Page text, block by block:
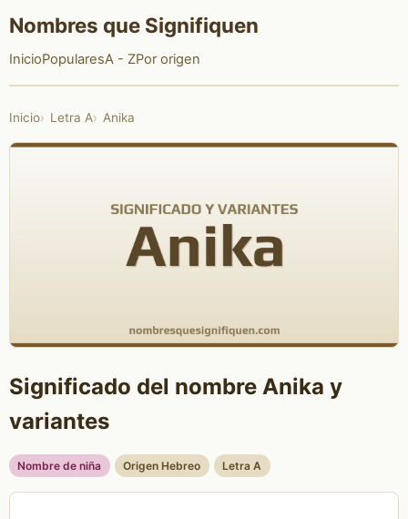
Nombres que Signifiquen
InicioPopularesA - ZPor origen
Inicio Letra A Anika
Significado del nombre Anika y
variantes
Nombre de niña Origen Hebreo Letra A